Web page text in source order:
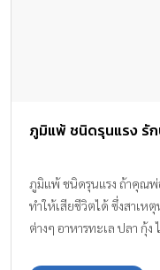
ภูมิแพ้ ชนิดรุนแรง รั
ภูมิแพ้ ชนิดรุนแรง ถ้าคุณ
ทำให้เสียชีวิตได้ ซึ่งสาเห
ต่างๆ อาหารทะเล ปลา กุ้